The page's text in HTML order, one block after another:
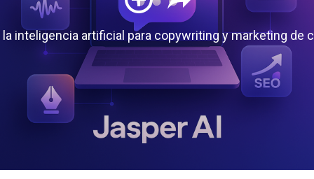
la inteligencia artificial para copywriting y marketing de